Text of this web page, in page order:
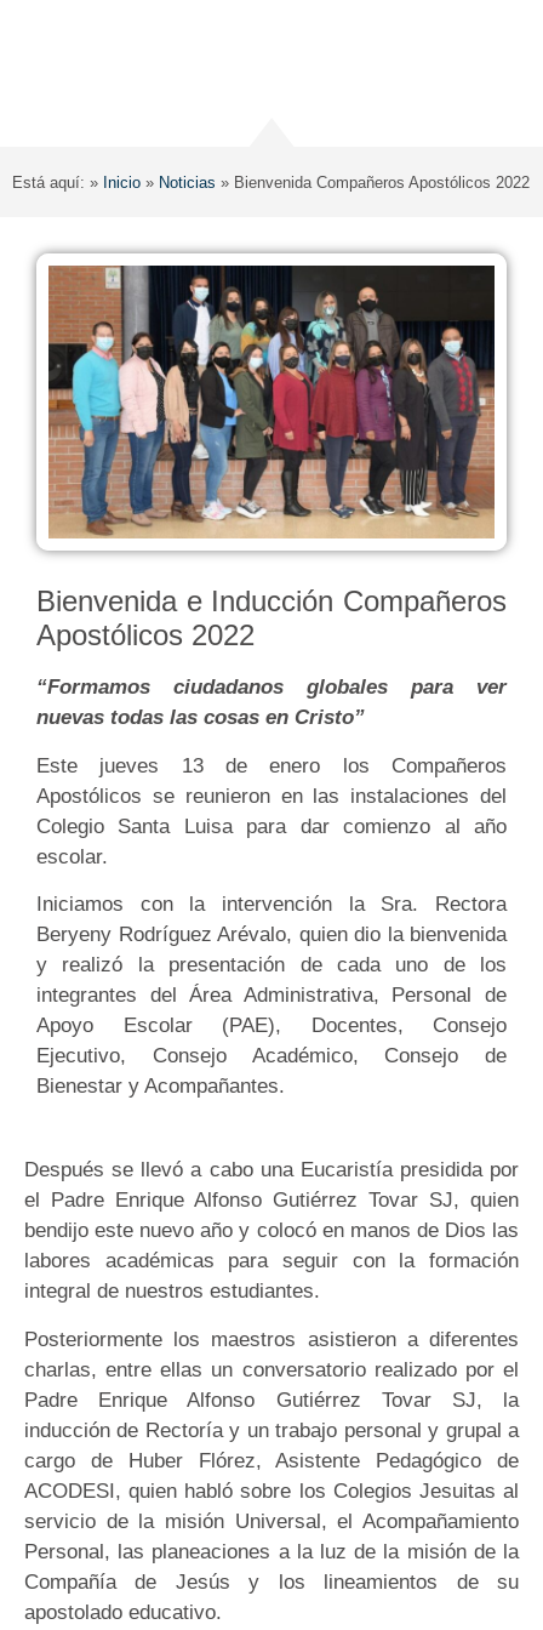
Está aquí: » Inicio » Noticias » Bienvenida Compañeros Apostólicos 2022
Bienvenida e Inducción Compañeros
Apostólicos 2022
“Formamos ciudadanos globales para ver
nuevas todas las cosas en Cristo”
Este jueves 13 de enero los Compañeros
Apostólicos se reunieron en las instalaciones del
Colegio Santa Luisa para dar comienzo al año
escolar.
Iniciamos con la intervención la Sra. Rectora
Beryeny Rodríguez Arévalo, quien dio la bienvenida
y realizó la presentación de cada uno de los
integrantes del Área Administrativa, Personal de
Apoyo Escolar (PAE), Docentes, Consejo
Ejecutivo, Consejo Académico, Consejo de
Bienestar y Acompañantes.
Después se llevó a cabo una Eucaristía presidida por
el Padre Enrique Alfonso Gutiérrez Tovar SJ, quien
bendijo este nuevo año y colocó en manos de Dios las
labores académicas para seguir con la formación
integral de nuestros estudiantes.
Posteriormente los maestros asistieron a diferentes
charlas, entre ellas un conversatorio realizado por el
Padre Enrique Alfonso Gutiérrez Tovar SJ, la
inducción de Rectoría y un trabajo personal y grupal a
cargo de Huber Flórez, Asistente Pedagógico de
ACODESI, quien habló sobre los Colegios Jesuitas al
servicio de la misión Universal, el Acompañamiento
Personal, las planeaciones a la luz de la misión de la
Compañía de Jesús y los lineamientos de su
apostolado educativo.